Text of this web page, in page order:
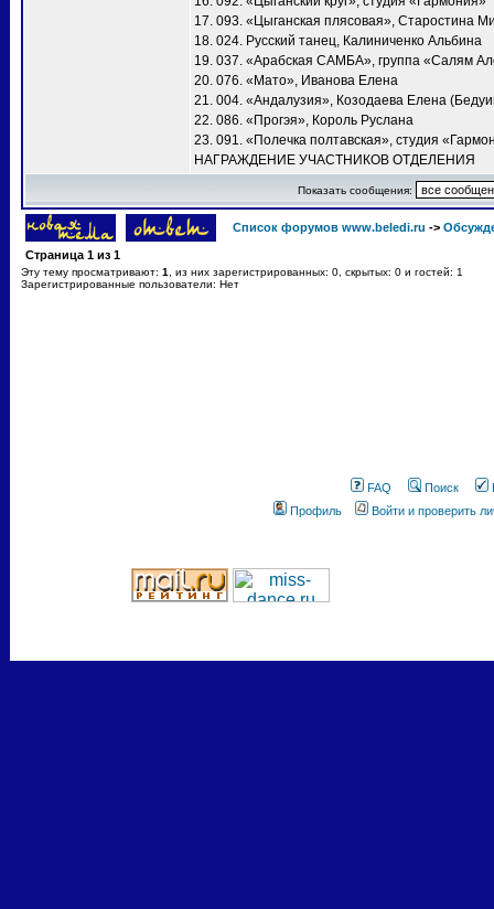
17. 093. «Цыганская плясовая», Старостина
18. 024. Русский танец, Калиниченко Альбина
19. 037. «Арабская САМБА», группа «Салям
20. 076. «Мато», Иванова Елена
21. 004. «Андалузия», Козодаева Елена
22. 086. «Прогэя», Король Руслана
23. 091. «Полечка полтавская», студия
НАГРАЖДЕНИЕ УЧАСТНИКОВ ОТДЕЛЕНИЯ
Показать сообщения:
Список форумов www.beledi.ru ->
Страница 1 из 1
Эту тему просматривают: 1
, из них зарегистрированных: 0, скрытых: 0 и гостей: 1
Зарегистрированные пользователи: Нет
FAQ Поиск
Профиль
Войти и проверить